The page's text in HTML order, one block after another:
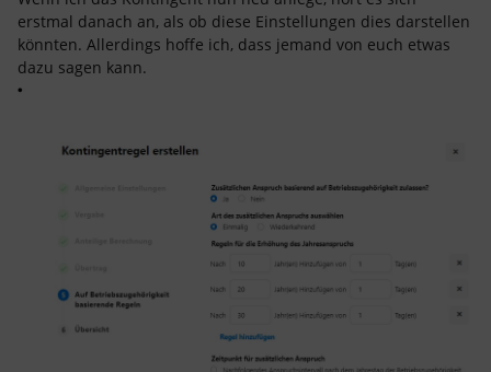
erstmal danach an, als ob diese Einstellungen dies darstellen
könnten. Allerdings hoffe ich, dass jemand von euch etwas
dazu sagen kann.